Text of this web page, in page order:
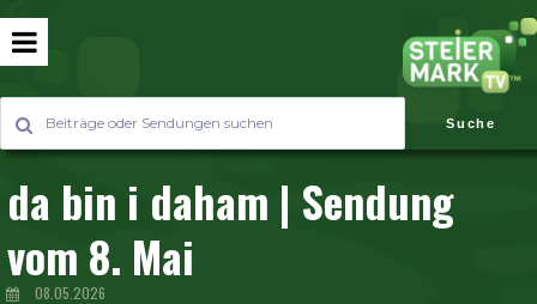
Suche
da bin i daham | Sendung
vom 8. Mai
08.05.2026